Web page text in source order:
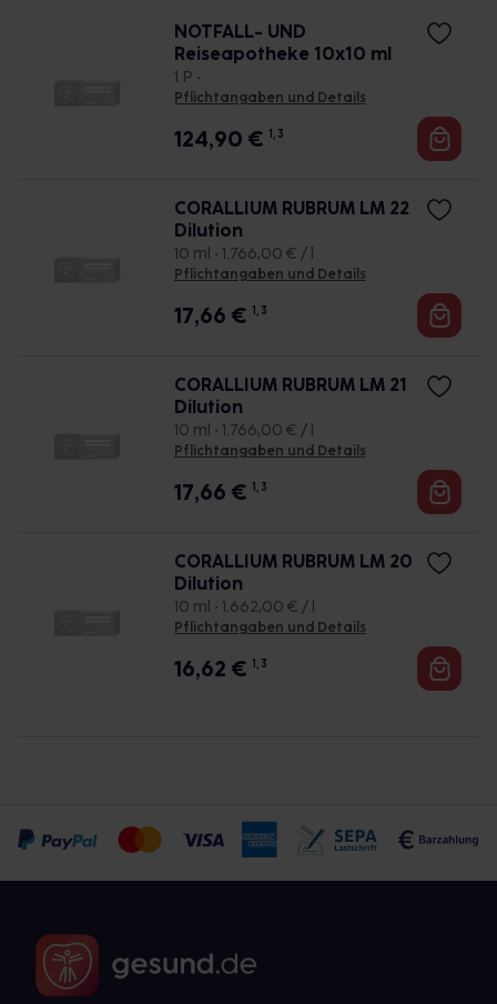
NOTFALL- UND
Reiseapotheke 10x10 ml
1 P •
Pflichtangaben und Details
124,90 € 1, 3
CORALLIUM RUBRUM LM 22
Dilution
10 ml • 1.766,00 € / l
Pflichtangaben und Details
17,66 € 1, 3
CORALLIUM RUBRUM LM 21
Dilution
10 ml • 1.766,00 € / l
Pflichtangaben und Details
17,66 € 1, 3
CORALLIUM RUBRUM LM 20
Dilution
10 ml • 1.662,00 € / l
Pflichtangaben und Details
16,62 € 1, 3